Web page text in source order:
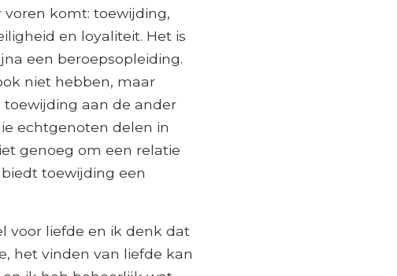
komt: toewijding,
en loyaliteit. Het is
een beroepsopleiding.
niet hebben, maar
aan de ander
echtgenoten delen in
genoeg om een ​​relatie
toewijding een
voor liefde en ik denk dat
het vinden van liefde kan